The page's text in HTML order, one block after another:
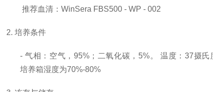
推荐血清：WinSera FBS500 - WP - 002
2. 培养条件
- 气相：空气，95%；二氧化碳，5%。 温度：37摄氏
培养箱湿度为70%-80%